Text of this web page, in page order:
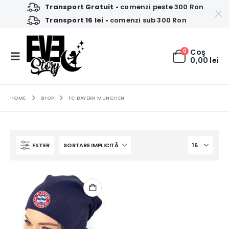
Transport Gratuit • comenzi peste 300 Ron
Transport 16 lei • comenzi sub 300 Ron
0 Coş
0,00 lei
HOME SHOP FC BAYERN MUNCHEN
FILTER